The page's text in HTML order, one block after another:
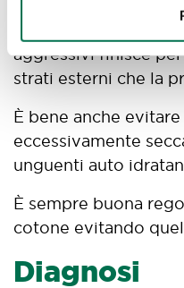
aggressivi finisce
strati esterni che la
È bene anche
eccessivamente
unguenti auto
È sempre buona
cotone evitando
Diagnosi